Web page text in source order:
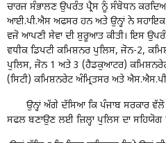
ਚਾਰਜ ਸੰਭਾਲਣ ਉਪਰੰਤ ਪ੍ਰੈਸ ਨੂੰ ਸੰਬੋਧਨ
ਆਈ.ਪੀ.ਐਸ ਅਫਸਰ ਹਨ ਅਤੇ ਉਨ੍ਹਾਂ ਨੇ ਸਹਾਇਕ
ਵਜੋ ਆਪਣੀ ਸੇਵਾ ਦੀ ਸ਼ੁਰੂਆਤ ਕੀਤੀ। ਇਸ
ਵਧੀਕ ਡਿਪਟੀ ਕਮਿਸ਼ਨਰ ਪੁਲਿਸ, ਜੋਨ-2,
ਪੁਲਿਸ, ਜੋਨ 1 ਅਤੇ 3 (ਹੈਡਕੁਆਟਰ)
(ਸਿਟੀ) ਕਮਿਸ਼ਨਰੇਟ ਅੰਮ੍ਰਿਤਸਰ ਅਤੇ
ਉਨ੍ਹਾਂ ਅੱਗੇ ਦੱਸਿਆ ਕਿ ਪੰਜਾਬ ਸਰਕਾਰ
ਸਫਲ ਬਣਾਉਣ ਲਈ ਜ਼ਿਲ੍ਹਾ ਪੁਲਿਸ ਦਾ ਸਹਿਯੋਗ